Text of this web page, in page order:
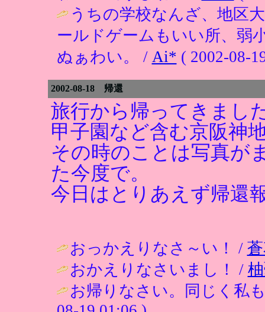
うちの学校なんざ、地区
ールドゲームもいい所、弱
ぬぁわい。 / Ai* ( 2002-08-
2002-08-18 帰還
旅行から帰ってきまし
甲子園など含む京阪神
その時のことは写真が
た今度で。
今日はとりあえず帰還
おっかえりなさ～い！ /
おかえりなさいまし！ /
お帰りなさい。同じく私